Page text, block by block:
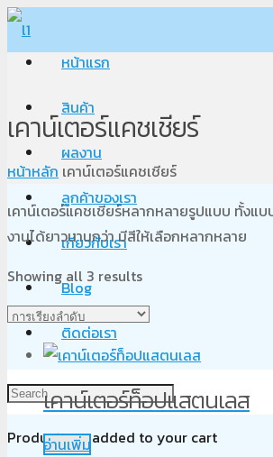
หน้าแรก
สินค้า
ผลงาน
ลูกค้าของเรา
เกี่ยวกับเรา
Blog
ติดต่อเรา
Productwas added to your cart
เคาน์เตอร์แคชเชียร์
หน้าหลัก เคาน์เตอร์แคชเชียร์
เคาน์เตอร์แคชเชียร์หลากหลายรูปแบบ ทั้งแ
งานได้ยาวนานกว่า มีสีให้เลือกหลากหลาย
Showing all 3 results
เคาน์เตอร์ท็อปแสตนเลส
อ่านเพิ่ม